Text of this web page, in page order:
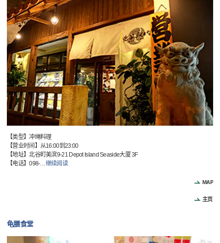
【类型】冲绳料理
【营业时间】从16:00到23:00
【地址】北谷町美滨9-21 Depot Island Seaside大厦 3F
【电话】098-…继续阅读
MAP
主页
龟膳食堂